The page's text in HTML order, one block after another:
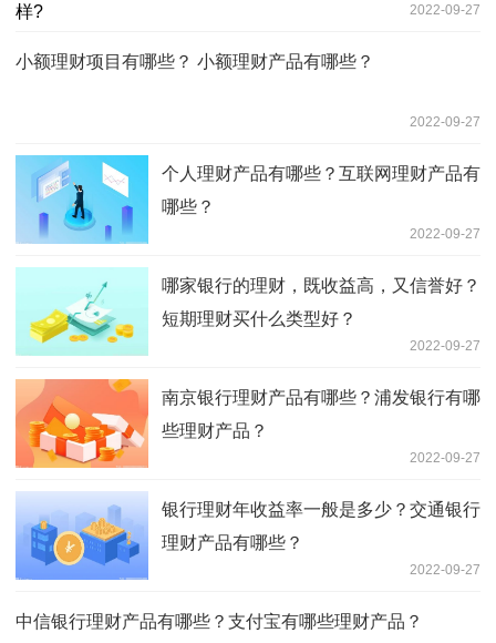
2022-09-27
小额理财项目有哪些？ 小额理财产品有哪些？
2022-09-27
个人理财产品有哪些？互联网理财产品有
哪些？
2022-09-27
哪家银行的理财，既收益高，又信誉好？
短期理财买什么类型好？
2022-09-27
南京银行理财产品有哪些？浦发银行有哪
些理财产品？
2022-09-27
银行理财年收益率一般是多少？交通银行
理财产品有哪些？
2022-09-27
中信银行理财产品有哪些？支付宝有哪些理财产品？